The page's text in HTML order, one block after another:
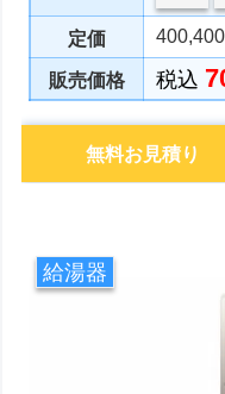
定価
販売価格 税込
無料お見積り
給湯器